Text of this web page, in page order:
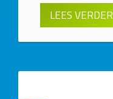
LEES VERDER